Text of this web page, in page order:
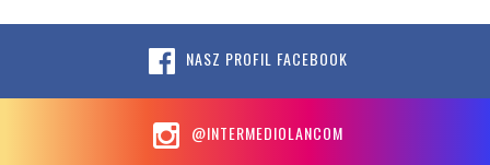
NASZ PROFIL FACEBOOK
@INTERMEDIOLANCOM